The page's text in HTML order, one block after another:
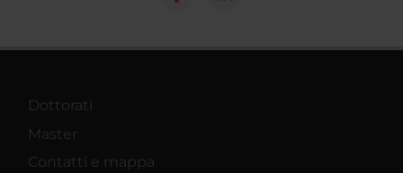
Dottorati
Master
Contatti e mappa